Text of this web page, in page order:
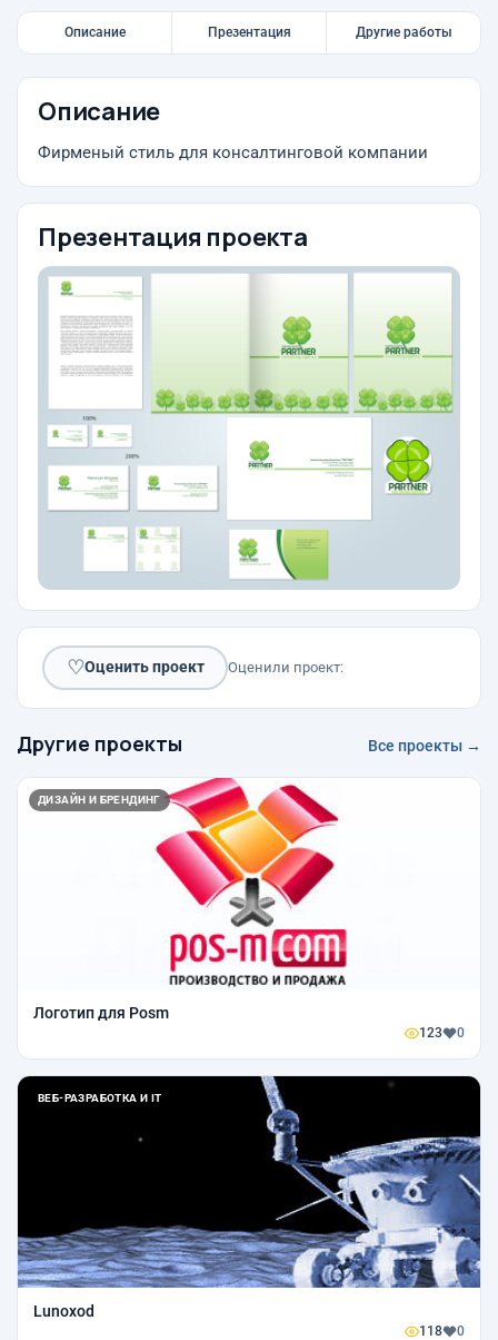
Описание Презентация Другие работы
Описание
Фирменый стиль для консалтинговой компании
Презентация проекта
♡Оценить проект Оценили проект:
Другие проекты Все проекты →
ДИЗАЙН И БРЕНДИНГ
Логотип для Posm
123 0
ВЕБ-РАЗРАБОТКА И IT
Lunoxod
118 0